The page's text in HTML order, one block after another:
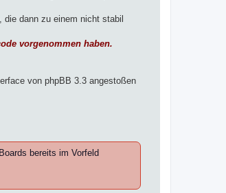
dann zu einem nicht stabil
vorgenommen haben.
von phpBB 3.3 angestoßen
bereits im Vorfeld